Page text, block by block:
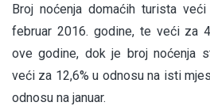
Broj noćenja domaćih turista
februar 2016. godine, te veći za
ove godine, dok je broj noćenja
veći za 12,6% u odnosu na isti
odnosu na januar.